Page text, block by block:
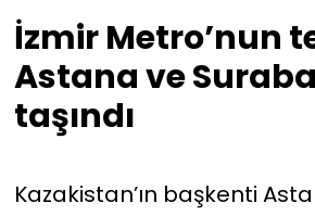
İzmir Metro’nun
Astana ve
taşındı
Kazakistan’ın başkenti